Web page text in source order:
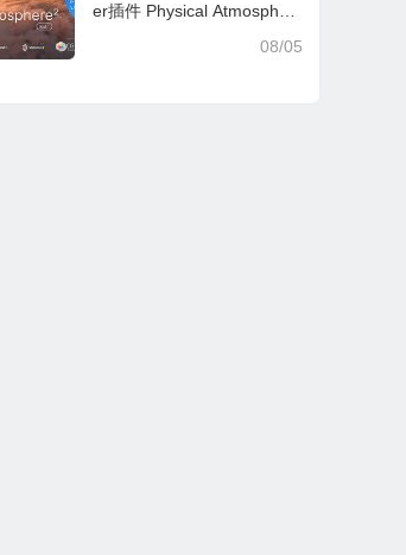
er插件 Physical Atmospher
08/05